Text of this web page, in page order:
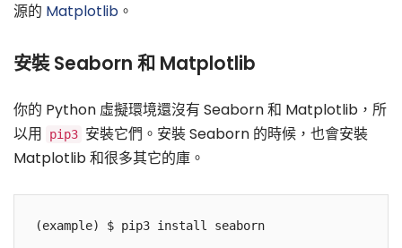
源的 Matplotlib 。
安裝 Seaborn 和 Matplotlib
你的 Python 虛擬環境還沒有 Seaborn 和 Matplotlib，所
以用
pip3 安裝它們。安裝 Seaborn 的時候，也會安裝
Matplotlib 和很多其它的庫。
(example) $ pip3 install seaborn